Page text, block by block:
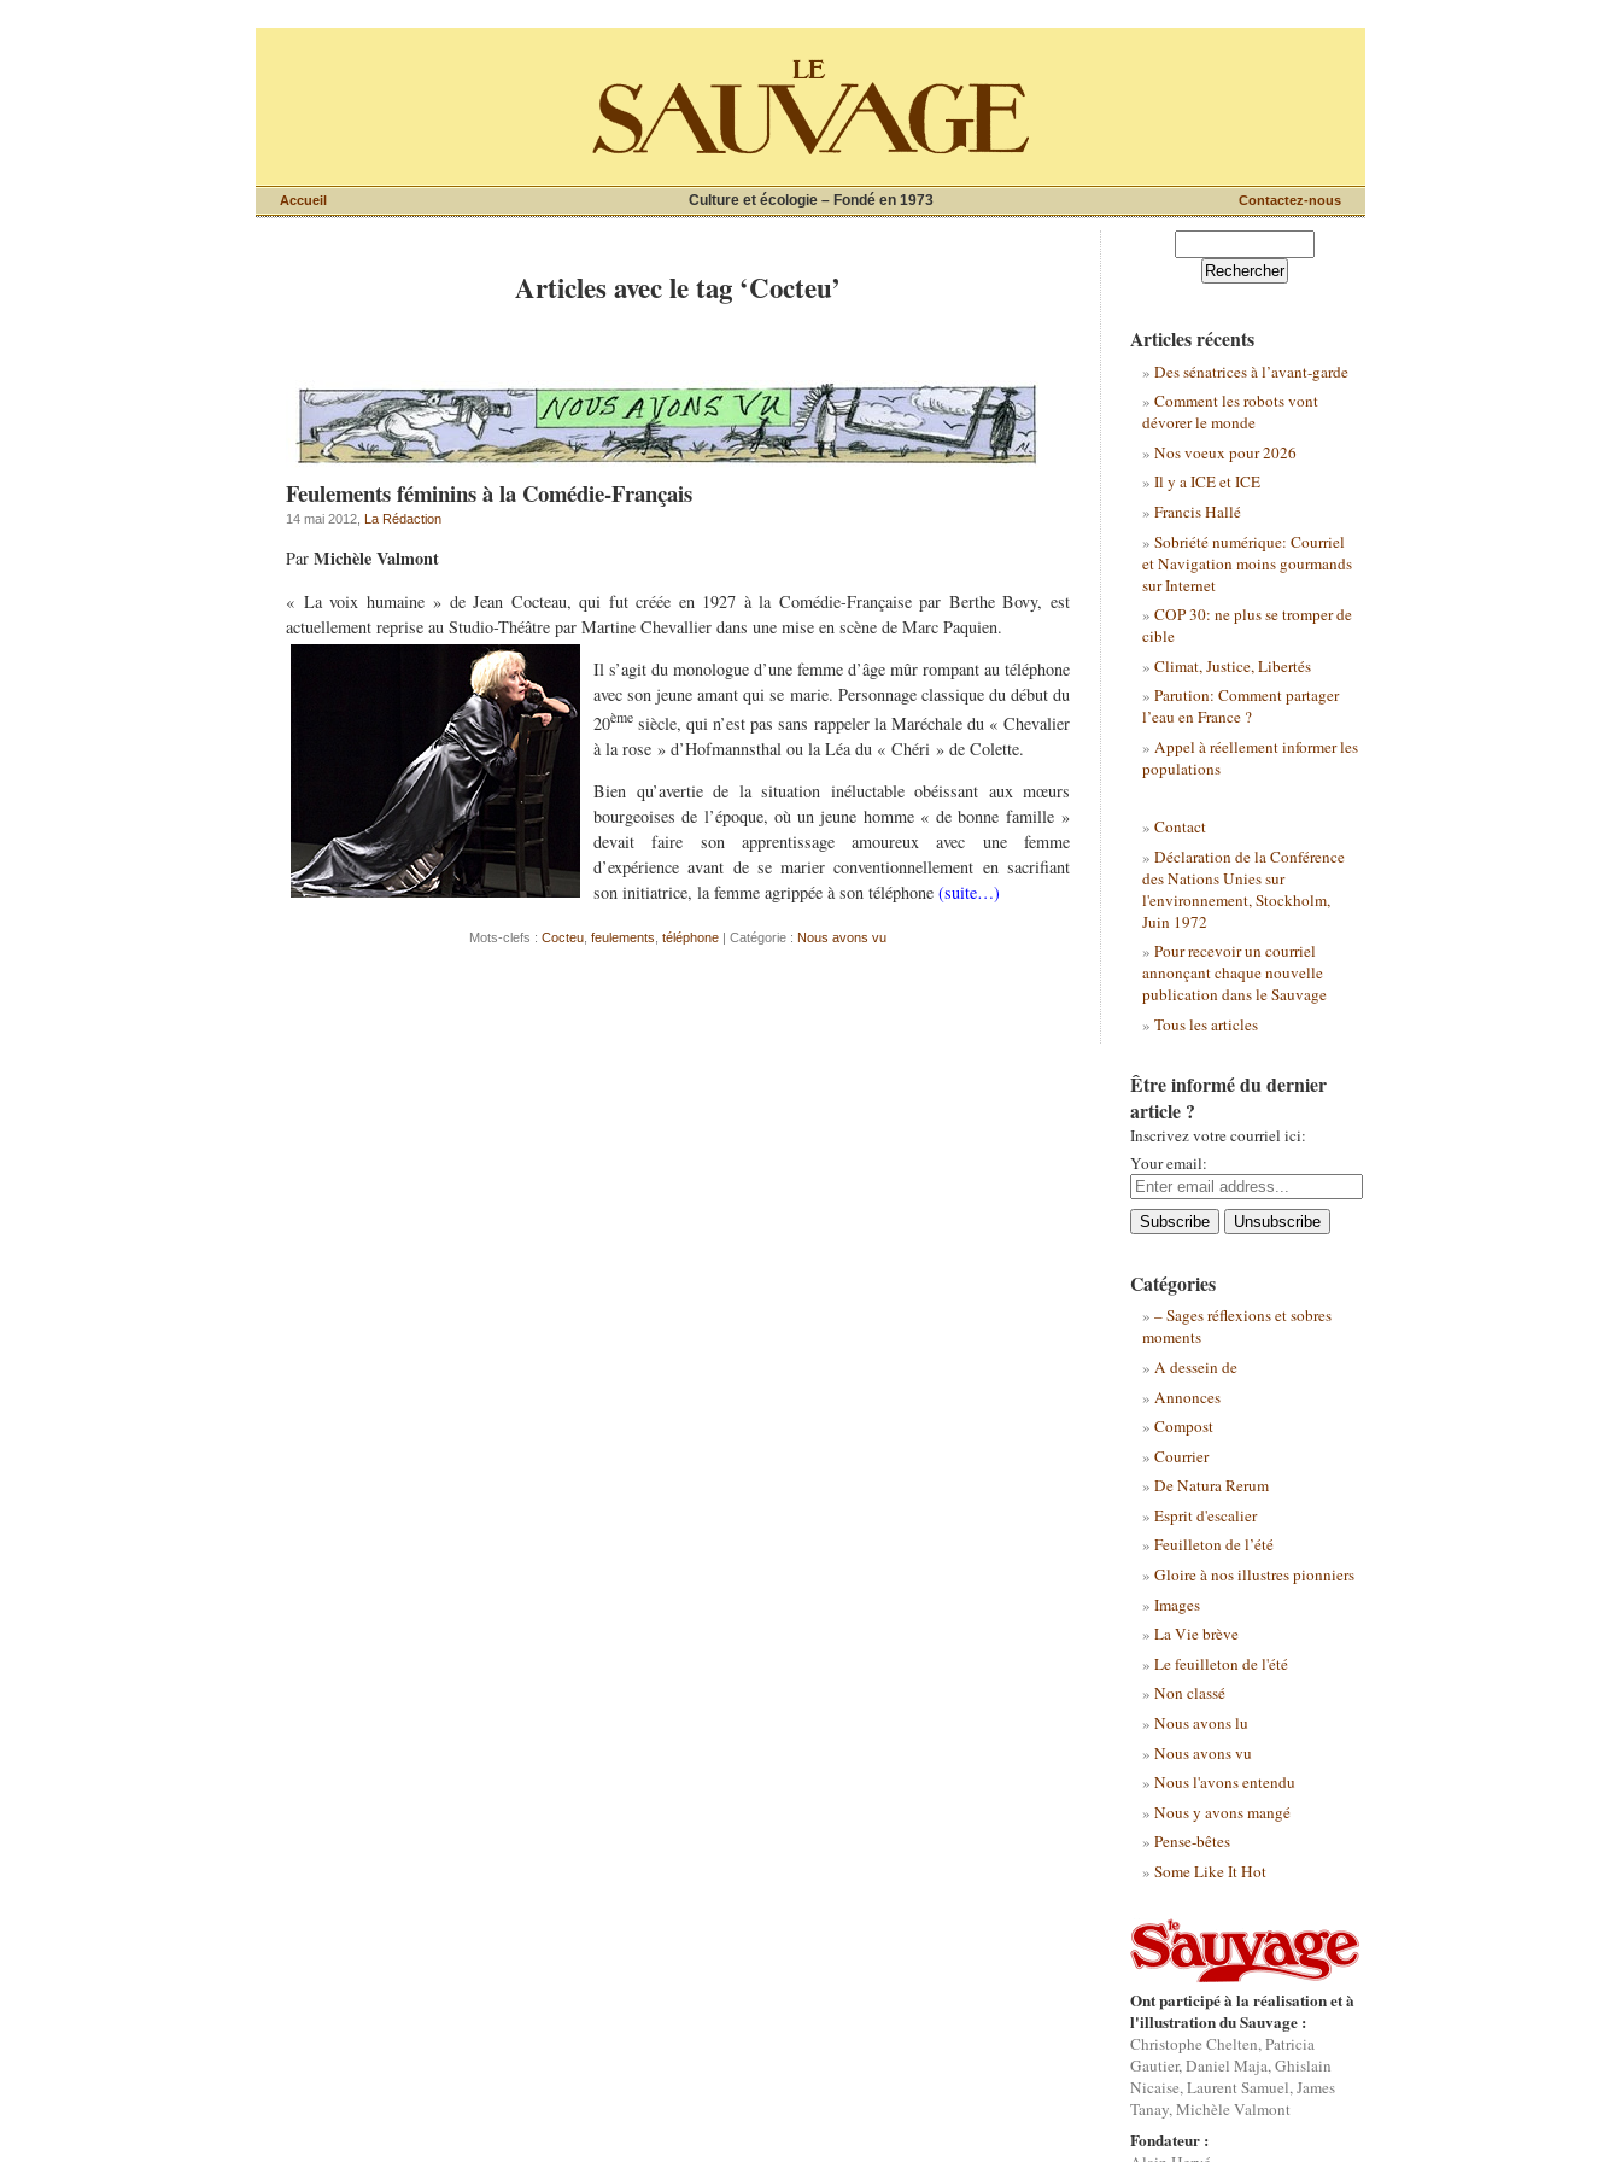
Culture et écologie – Fondé en 1973
Accueil Contactez-nous
Articles avec le tag ‘Cocteu’
Feulements féminins à la Comédie-Français
14 mai 2012, La Rédaction
Par Michèle Valmont
« La voix humaine » de Jean Cocteau, qui fut créée en 1927 à la Comédie-Française par Berthe Bovy, est
actuellement reprise au Studio-Théâtre par Martine Chevallier dans une mise en scène de Marc Paquien.
Il s’agit du monologue d’une femme d’âge mûr rompant au téléphone
avec son jeune amant qui se marie. Personnage classique du début du
20ème siècle, qui n’est pas sans rappeler la Maréchale du « Chevalier
à la rose » d’Hofmannsthal ou la Léa du « Chéri » de Colette.
Bien qu’avertie de la situation inéluctable obéissant aux mœurs
bourgeoises de l’époque, où un jeune homme « de bonne famille »
devait faire son apprentissage amoureux avec une femme
d’expérience avant de se marier conventionnellement en sacrifiant
son initiatrice, la femme agrippée à son téléphone (suite…)
Mots-clefs : Cocteu feulements téléphone | Catégorie : Nous avons vu
Articles récents
Des sénatrices à l’avant-garde
Comment les robots vont
dévorer le monde
Nos voeux pour 2026
Il y a ICE et ICE
Francis Hallé
Sobriété numérique: Courriel
et Navigation moins gourmands
sur Internet
COP 30: ne plus se tromper de
cible
Climat, Justice, Libertés
Parution: Comment partager
l’eau en France ?
Appel à réellement informer les
populations
Contact
Déclaration de la Conférence
des Nations Unies sur
l'environnement, Stockholm,
Juin 1972
Pour recevoir un courriel
annonçant chaque nouvelle
publication dans le Sauvage
Tous les articles
Être informé du dernier
article ?
Inscrivez votre courriel ici:
Your email:
Catégories
– Sages réflexions et sobres
moments
A dessein de
Annonces
Compost
Courrier
De Natura Rerum
Esprit d'escalier
Feuilleton de l’été
Gloire à nos illustres pionniers
Images
La Vie brève
Le feuilleton de l'été
Non classé
Nous avons lu
Nous avons vu
Nous l'avons entendu
Nous y avons mangé
Pense-bêtes
Some Like It Hot
Ont participé à la réalisation et à
l'illustration du Sauvage :
Christophe Chelten, Patricia
Gautier, Daniel Maja, Ghislain
Nicaise, Laurent Samuel, James
Tanay, Michèle Valmont
Fondateur :